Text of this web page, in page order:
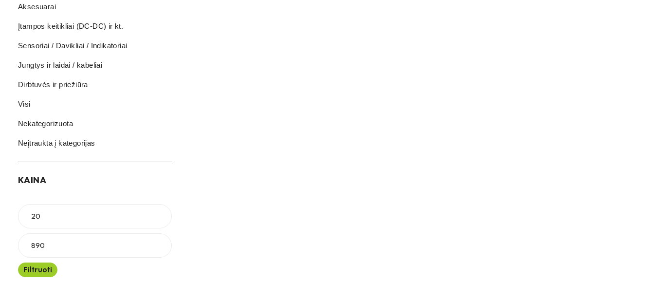
Aksesuarai
Įtampos keitikliai (DC-DC) ir kt.
Sensoriai / Davikliai / Indikatoriai
Jungtys ir laidai / kabeliai
Dirbtuvės ir priežiūra
Visi
Nekategorizuota
Neįtraukta į kategorijas
KAINA
Filtruoti